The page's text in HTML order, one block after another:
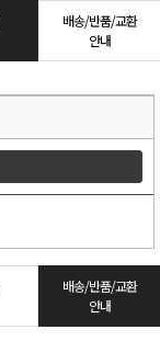
배송/반품/교환
안내
배송/반품/교환
안내